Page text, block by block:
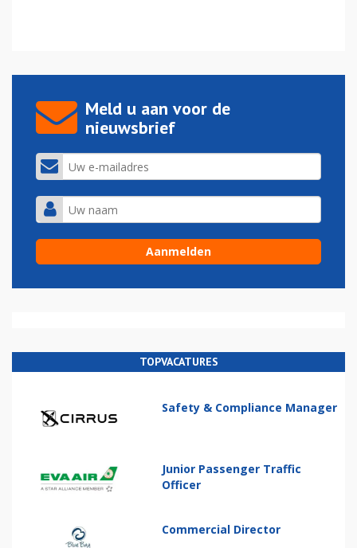
Meld u aan voor de
nieuwsbrief
TOPVACATURES
Safety & Compliance Manager
Junior Passenger Traffic
Officer
Commercial Director